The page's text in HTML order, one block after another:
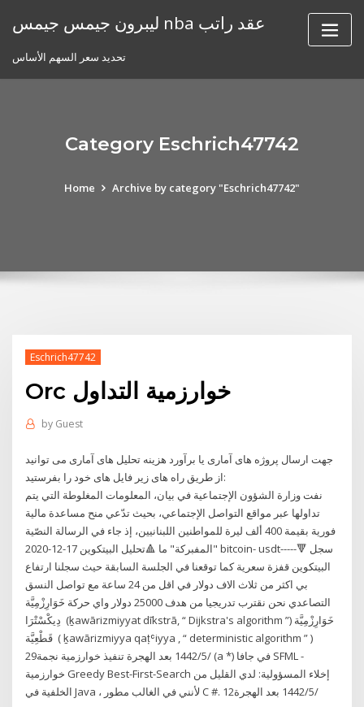
ليبرون جيمس جيمس nba عقد راتب
تحديد سعر السهم الأساس
Category Eschrich47742
Home Archive by category "Eschrich47742"
Eschrich47742
Orc خوارزمية التداول
by Guest
جهت ارسال پروژه های آماری یا برآورد هزینه تحلیل های آماری می توانید
از طریق راه های زیر فایل های خود را بفرستید:
نفت وزارة الشؤون الإجتماعية في بيان، المعلومات المغلوطة التي يتم
تداولها عبر مواقع التواصل الإجتماعي، بحيث تدّعي منح مساعدة مالية
فورية بقيمة 400 ألف ليرة للمواطنين اللبنانيين، إذ جاء في الرسالة النصّية
"المفبركة" ما 🔺تحليل البيتكوين 17-12-2020 bitcoin- usdt-----🔻 سجل
البيتكوين قفزة سعرية كما توقعنا في الجلسة السابقة حيث سجلنا ارتفاع
بي اكثر من ثلاث الاف دولار في اقل من 24 ساعة مع تواصل النسق
التصاعدي نحن نقترب تدريجيا من هدف 25000 دولار واي حركة خَوَارِزْمِيَّة
دِيكْسْتْرَا ‎ (ḵawārizmiyyat dīkstrā, “ Dijkstra's algorithm ”) خَوَارِزْمِيَّة
قَطْعِيَّة ‎ ( ḵawārizmiyya qaṭʿiyya , “ deterministic algorithm ” )
29‏‏/5‏‏/1442 بعد الهجرة تنفيذ خوارزمية نجمة (a *) في جافا SFML -
خوارزمية Greedy Best-First-Search إخلاء المسؤولية: لدي القليل من
الخلفية في Java ، لأنني في الغالب مطور C #. 12‏‏/5‏‏/1442 بعد الهجرة